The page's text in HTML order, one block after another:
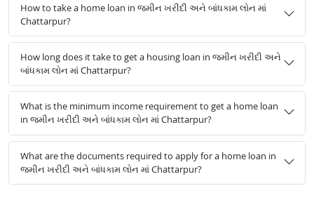
How to take a home loan in જમીન ખરીદી અને બાંધકામ લોન માં
Chattarpur?
How long does it take to get a housing loan in જમીન ખરીદી અને
બાંધકામ લોન માં Chattarpur?
What is the minimum income requirement to get a home loan
in જમીન ખરીદી અને બાંધકામ લોન માં Chattarpur?
What are the documents required to apply for a home loan in
જમીન ખરીદી અને બાંધકામ લોન માં Chattarpur?